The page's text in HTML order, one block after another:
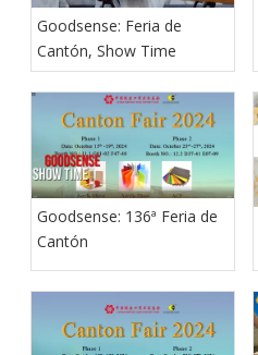
Goodsense: Feria de
Cantón, Show Time
Goodsense: 136ª Feria de
Cantón